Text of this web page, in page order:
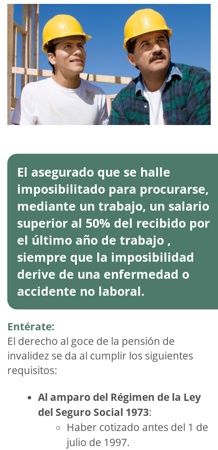
El asegurado que se halle
imposibilitado para procurarse,
mediante un trabajo, un salario
superior al 50% del recibido por
el último año de trabajo ,
siempre que la imposibilidad
derive de una enfermedad o
accidente no laboral.
Entérate:
El derecho al goce de la pensión de
invalidez se da al cumplir los siguientes
requisitos:
Al amparo del Régimen de la Ley
del Seguro Social 1973:
Haber cotizado antes del 1 de
julio de 1997.